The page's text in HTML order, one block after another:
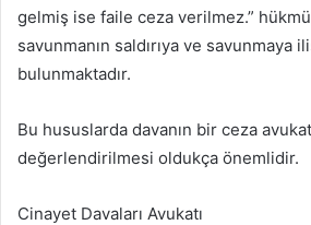
gelmiş ise faile ceza verilmez.”
savunmanın saldırıya ve savunmaya
bulunmaktadır.
Bu hususlarda davanın bir ceza
değerlendirilmesi oldukça önemlidir.
Cinayet Davaları Avukatı